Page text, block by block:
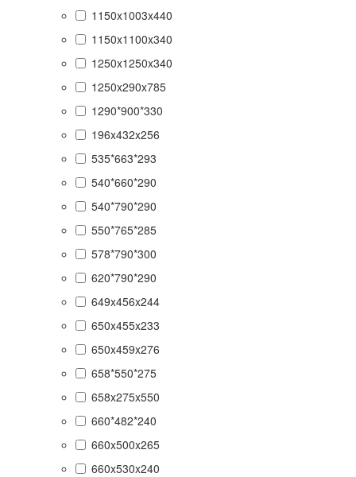
1150x1003x440
1150x1100x340
1250x1250x340
1250x290x785
1290*900*330
196x432x256
535*663*293
540*660*290
540*790*290
550*765*285
578*790*300
620*790*290
649x456x244
650x455x233
650x459x276
658*550*275
658x275x550
660*482*240
660x500x265
660x530x240